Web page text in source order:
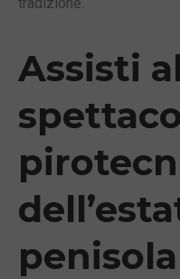
tradizione.
Assisti
penisola